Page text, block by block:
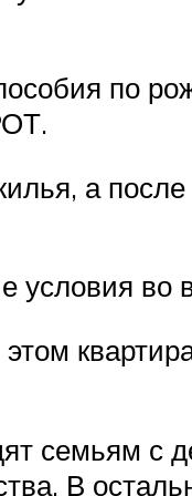
по
а
условия во
семьям с
В